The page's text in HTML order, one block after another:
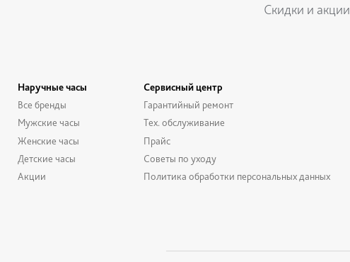
Скидки и акции
Наручные часы
Все бренды
Мужские часы
Женские часы
Детские часы
Акции
Сервисный центр
Гарантийный ремонт
Тех. обслуживание
Прайс
Советы по уходу
Политика обработки персональных данных